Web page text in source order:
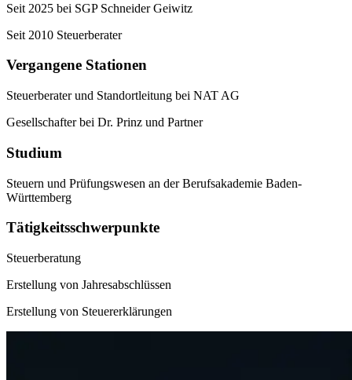
Seit 2025 bei SGP Schneider Geiwitz
Seit 2010 Steuerberater
Vergangene Stationen
Steuerberater und Standortleitung bei NAT AG
Gesellschafter bei Dr. Prinz und Partner
Studium
Steuern und Prüfungswesen an der Berufsakademie Baden-
Württemberg
Tätigkeitsschwerpunkte
Steuerberatung
Erstellung von Jahresabschlüssen
Erstellung von Steuererklärungen